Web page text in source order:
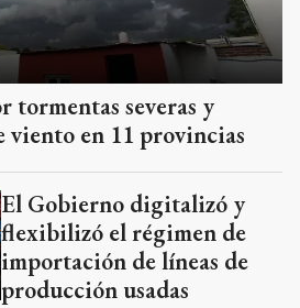
tormentas severas y
viento en 11 provincias
El Gobierno digitalizó y
flexibilizó el régimen de
importación de líneas de
producción usadas